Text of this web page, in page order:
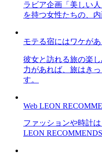
ラビア企画「美しい
を持つ女性たちの、
モテる宿にはワケがあ
彼女と訪れる旅の楽
力があれば、旅はき
す。
Web LEON
ファッションや時計
LEON